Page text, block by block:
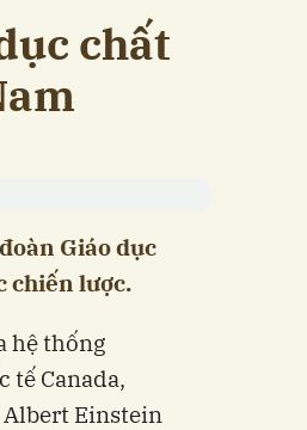
chất
Giáo dục
chiến lược.
hệ thống
tế Canada,
Albert Einstein